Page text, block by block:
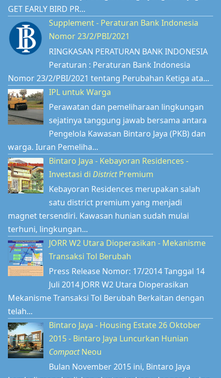
GET EARLY BIRD PR...
Supplement - Peraturan Bank Indonesia
Nomor 23/2/PBI/2021
RINGKASAN PERATURAN BANK INDONESIA
Peraturan : Peraturan Bank Indonesia
Nomor 23/2/PBI/2021 tentang Perubahan Ketiga ata...
IPL untuk Warga
Perawatan dan pemeliharaan lingkungan
sejatinya tanggung jawab bersama antara
Pengelola Kawasan Bintaro Jaya (PKB) dan
warga. Iuran Pemeliha...
Bintaro Jaya - Kebayoran Residences -
Investasi diDistrictPremium
Kebayoran Residences merupakan salah
satu district premium yang menjadi
magnet tersendiri. Kawasan hunian sudah mulai
terhuni, lingkungan...
JORR W2 Utara Dioperasikan - Mekanisme
Transaksi Tol Berubah
Press Release Nomor: 17/2014 Tanggal 14
Juli 2014 JORR W2 Utara Dioperasikan
Mekanisme Transaksi Tol Berubah Berkaitan dengan
telah...
Bintaro Jaya - Housing Estate 26 Oktober
2015 - Bintaro Jaya Luncurkan Hunian
CompactNeou
Bulan November 2015 ini, Bintaro Jaya